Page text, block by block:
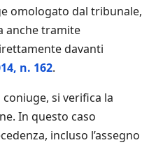
omologato dal tribunale,
anche tramite
davanti
n. 162.
si verifica la
In questo caso
incluso l’assegno